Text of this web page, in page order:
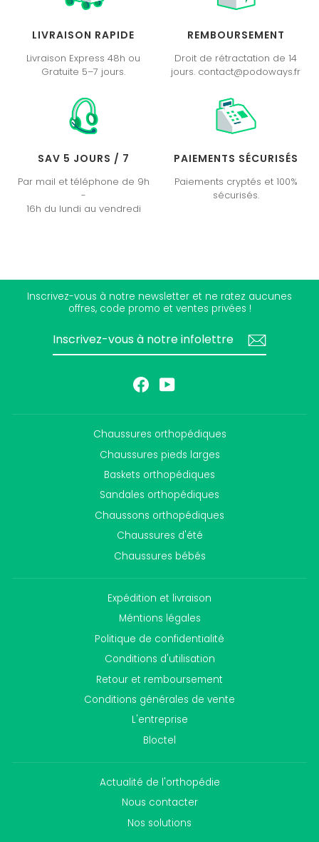
LIVRAISON RAPIDE
Livraison Express 48h ou
Gratuite 5–7 jours.
REMBOURSEMENT
Droit de rétractation de 14
jours. contact@podoways.fr
SAV 5 JOURS / 7
Par mail et téléphone de 9h
-
16h du lundi au vendredi
PAIEMENTS SÉCURISÉS
Paiements cryptés et 100%
sécurisés.
Inscrivez-vous à notre newsletter et ne ratez aucunes
offres, code promo et ventes privées !
FacebookYouTube
Chaussures orthopédiques
Chaussures pieds larges
Baskets orthopédiques
Sandales orthopédiques
Chaussons orthopédiques
Chaussures d'été
Chaussures bébés
Expédition et livraison
Méntions légales
Politique de confidentialité
Conditions d'utilisation
Retour et remboursement
Conditions générales de vente
L'entreprise
Bloctel
Actualité de l'orthopédie
Nous contacter
Nos solutions